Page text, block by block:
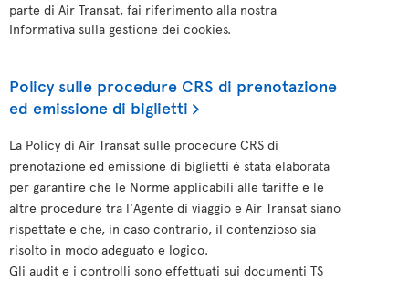
parte di Air Transat, fai riferimento alla nostra
Informativa sulla gestione dei cookies.
Policy sulle procedure CRS di prenotazione
ed emissione di biglietti
La Policy di Air Transat sulle procedure CRS di
prenotazione ed emissione di biglietti è stata elaborata
per garantire che le Norme applicabili alle tariffe e le
altre procedure tra l'Agente di viaggio e Air Transat siano
rispettate e che, in caso contrario, il contenzioso sia
risolto in modo adeguato e logico.
Gli audit e i controlli sono effettuati sui documenti TS